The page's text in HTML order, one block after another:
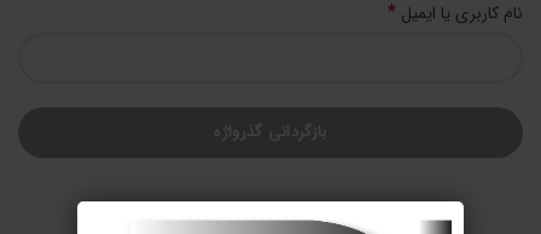
نام کاربری یا ایمیل *الزامی
بازگردانی گذرواژه